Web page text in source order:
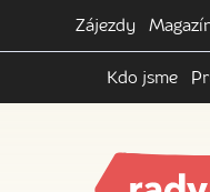
Zájezdy
Kdo jsme